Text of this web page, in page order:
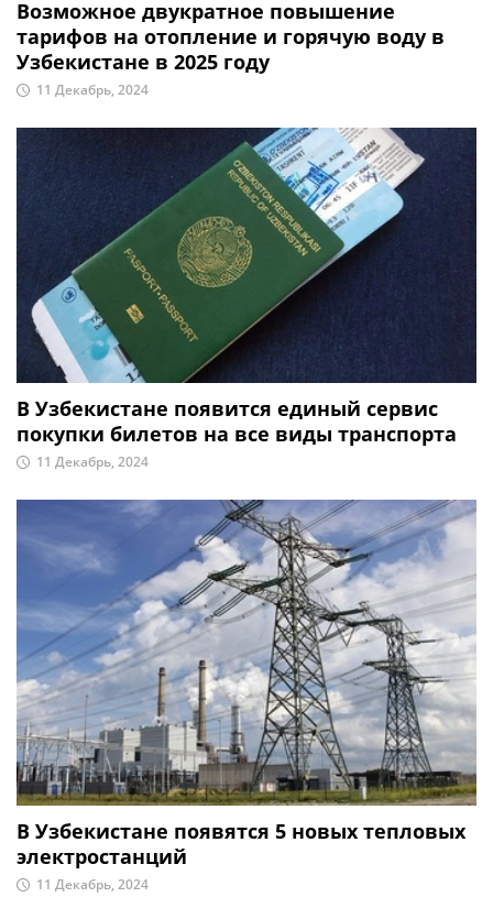
Возможное двукратное повышение
тарифов на отопление и горячую воду в
Узбекистане в 2025 году
11 Декабрь, 2024
В Узбекистане появится единый сервис
покупки билетов на все виды транспорта
11 Декабрь, 2024
В Узбекистане появятся 5 новых тепловых
электростанций
11 Декабрь, 2024